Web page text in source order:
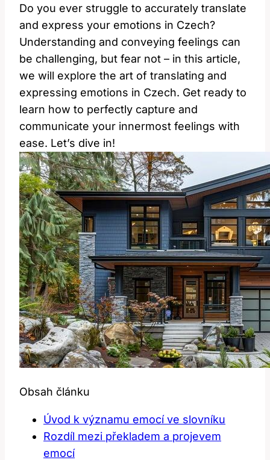
Do you ever struggle to accurately translate
and express your emotions in Czech?
Understanding and conveying feelings can
be challenging, but fear not – in this article,
we will explore the art of translating and
expressing emotions in Czech. Get ready to
learn how to perfectly capture and
communicate your innermost feelings with
ease. Let’s dive in!
Obsah článku
Úvod k významu emocí ve slovníku
Rozdíl mezi překladem a projevem
emocí